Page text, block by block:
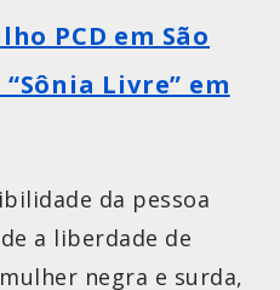
PCD em São
Livre” em
da pessoa
a liberdade de
negra e surda,